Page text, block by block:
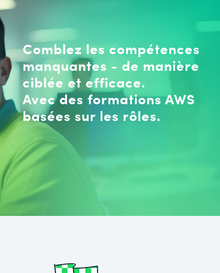
Comblez les compétences
manquantes - de manière
ciblée et efficace.
Avec des formations AWS
basées sur les rôles.